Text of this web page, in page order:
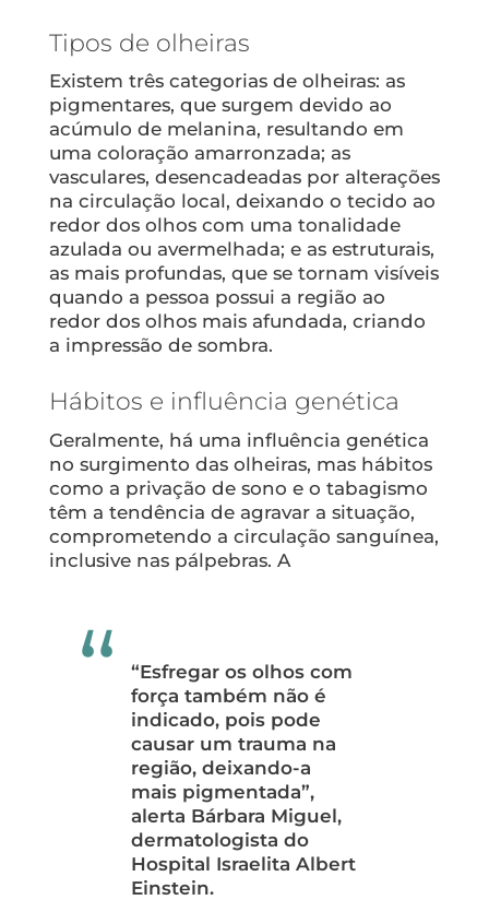
Tipos de olheiras
Existem três categorias de olheiras: as
pigmentares, que surgem devido ao
acúmulo de melanina, resultando em
uma coloração amarronzada; as
vasculares, desencadeadas por alterações
na circulação local, deixando o tecido ao
redor dos olhos com uma tonalidade
azulada ou avermelhada; e as estruturais,
as mais profundas, que se tornam visíveis
quando a pessoa possui a região ao
redor dos olhos mais afundada, criando
a impressão de sombra.
Hábitos e influência genética
Geralmente, há uma influência genética
no surgimento das olheiras, mas hábitos
como a privação de sono e o tabagismo
têm a tendência de agravar a situação,
comprometendo a circulação sanguínea,
inclusive nas pálpebras. A
“Esfregar os olhos com
força também não é
indicado, pois pode
causar um trauma na
região, deixando-a
mais pigmentada”,
alerta Bárbara Miguel,
dermatologista do
Hospital Israelita Albert
Einstein.